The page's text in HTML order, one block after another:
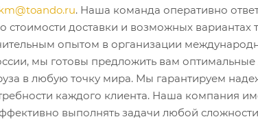
. Наша команда оперативно
доставки и возможных вариантах
опытом в организации
мы готовы предложить вам
в любую точку мира. Мы гарантируем
каждого клиента. Наша компания
выполнять задачи любой